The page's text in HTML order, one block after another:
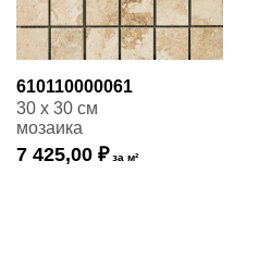
610110000061
30 x 30 см
мозаика
7 425,00 ₽ за м²